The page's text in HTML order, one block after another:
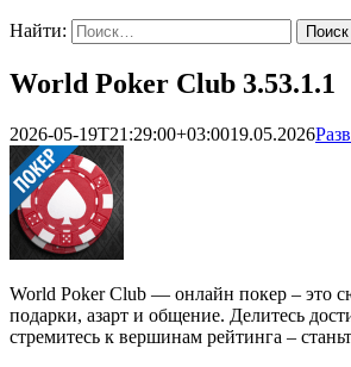
Найти:
World Poker Club 3.53.1.1
2026-05-19T21:29:00+03:0019.05.2026
World Poker Club — онлайн покер – это
подарки, азарт и общение. Делитесь
стремитесь к вершинам рейтинга –